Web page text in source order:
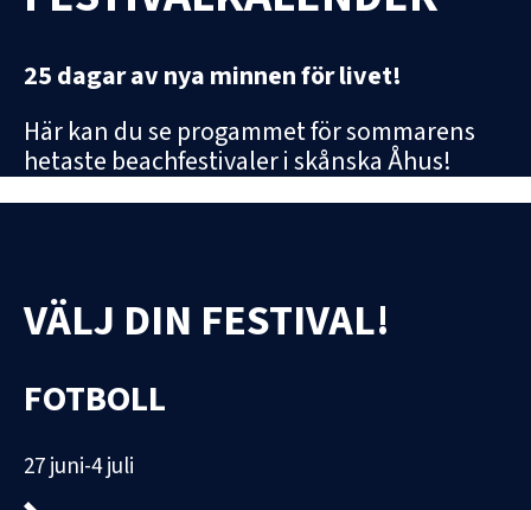
25 dagar av nya minnen för livet!
Här kan du se progammet för sommarens
hetaste beachfestivaler i skånska Åhus!
VÄLJ DIN FESTIVAL!
FOTBOLL
27 juni-4 juli